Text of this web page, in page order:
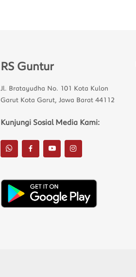
RS Guntur
Jl. Bratayudha No. 101 Kota Kulon
Garut Kota Garut, Jawa Barat 44112
Kunjungi Sosial Media Kami: